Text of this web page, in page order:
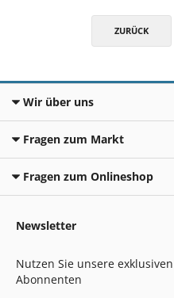
ZURÜCK
Wir über uns
Fragen zum Markt
Fragen zum Onlineshop
Newsletter
Nutzen Sie unsere
Abonnenten